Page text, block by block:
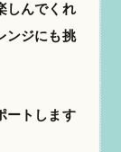
しんでくれ
ンジにも挑
ートします